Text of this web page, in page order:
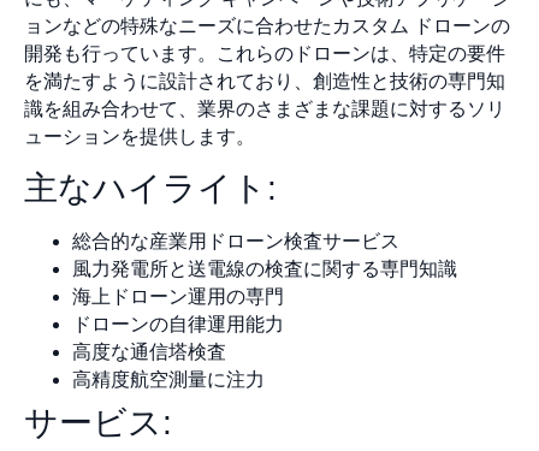
ョンなどの特殊なニーズに合わせたカスタム ドローンの
開発も行っています。これらのドローンは、特定の要件
を満たすように設計されており、創造性と技術の専門知
識を組み合わせて、業界のさまざまな課題に対するソリ
ューションを提供します。
主なハイライト:
総合的な産業用ドローン検査サービス
風力発電所と送電線の検査に関する専門知識
海上ドローン運用の専門
ドローンの自律運用能力
高度な通信塔検査
高精度航空測量に注力
サービス: